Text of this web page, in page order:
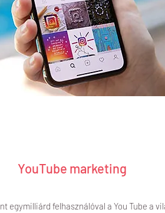
YouTube marketing
egymilliárd felhasználóval a You Tube a